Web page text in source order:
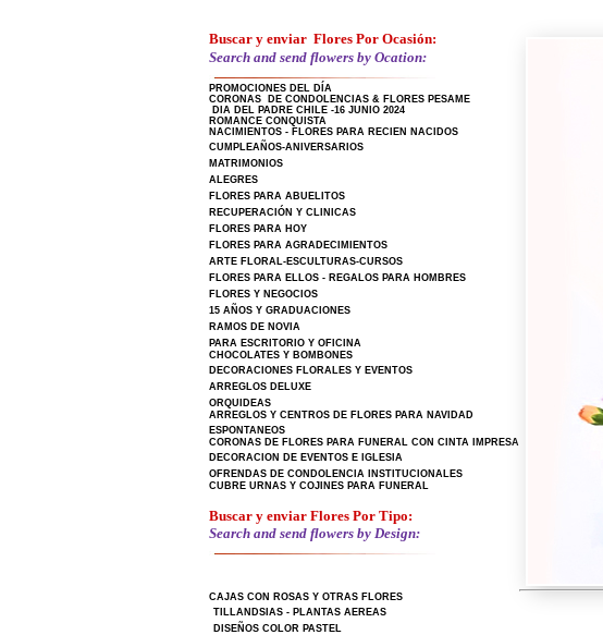
Buscar y enviar Flores Por Ocasión:
Search and send flowers by Ocation:
PROMOCIONES DEL DÍA
CORONAS DE CONDOLENCIAS & FLORES PESAME
DIA DEL PADRE CHILE -16 JUNIO 2024
ROMANCE CONQUISTA
NACIMIENTOS - FLORES PARA RECIEN NACIDOS
CUMPLEAÑOS-ANIVERSARIOS
MATRIMONIOS
ALEGRES
FLORES PARA ABUELITOS
RECUPERACIÓN Y CLINICAS
FLORES PARA HOY
FLORES PARA AGRADECIMIENTOS
ARTE FLORAL-ESCULTURAS-CURSOS
FLORES PARA ELLOS - REGALOS PARA HOMBRES
FLORES Y NEGOCIOS
15 AÑOS Y GRADUACIONES
RAMOS DE NOVIA
PARA ESCRITORIO Y OFICINA
CHOCOLATES Y BOMBONES
DECORACIONES FLORALES Y EVENTOS
ARREGLOS DELUXE
ORQUIDEAS
ARREGLOS Y CENTROS DE FLORES PARA NAVIDAD
ESPONTANEOS
CORONAS DE FLORES PARA FUNERAL CON CINTA IMPRESA
DECORACION DE EVENTOS E IGLESIA
OFRENDAS DE CONDOLENCIA INSTITUCIONALES
CUBRE URNAS Y COJINES PARA FUNERAL
Buscar y enviar Flores Por Tipo:
Search and send flowers by Design:
CAJAS CON ROSAS Y OTRAS FLORES
TILLANDSIAS - PLANTAS AEREAS
DISEÑOS COLOR PASTEL